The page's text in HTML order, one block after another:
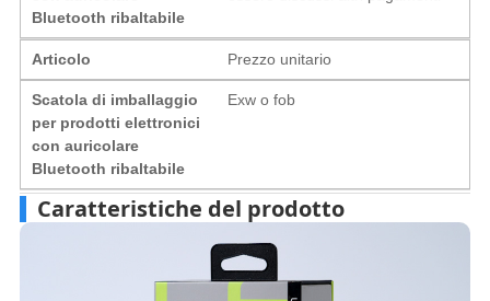
Bluetooth ribaltabile
Articolo Prezzo unitario
Scatola di imballaggio
per prodotti elettronici
con auricolare
Bluetooth ribaltabile
Exw o fob
Caratteristiche del prodotto